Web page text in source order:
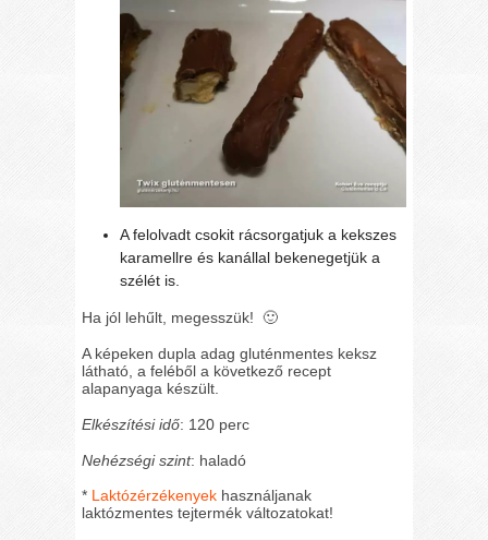
A felolvadt csokit rácsorgatjuk a kekszes
karamellre és kanállal bekenegetjük a
szélét is.
Ha jól lehűlt, megesszük! 🙂
A képeken dupla adag gluténmentes keksz
látható, a feléből a következő recept
alapanyaga készült.
Elkészítési idő: 120 perc
Nehézségi szint: haladó
* Laktózérzékenyek használjanak
laktózmentes tejtermék változatokat!